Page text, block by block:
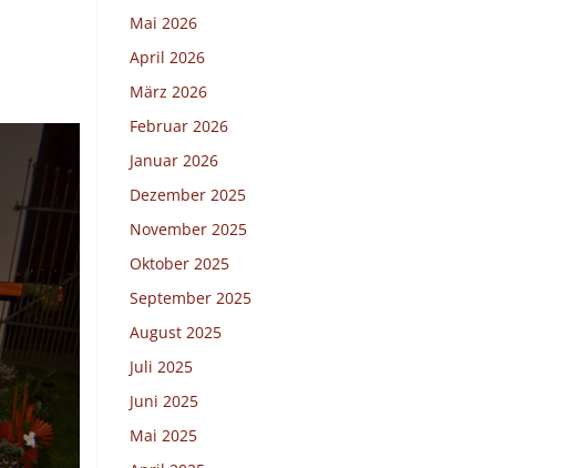
Mai 2026
April 2026
März 2026
Februar 2026
Januar 2026
Dezember 2025
November 2025
Oktober 2025
September 2025
August 2025
Juli 2025
Juni 2025
Mai 2025